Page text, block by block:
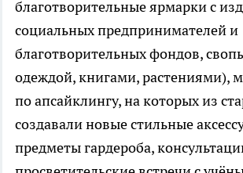
благотворительные ярмарки с
социальных предпринимателей и
благотворительных фондов,
одеждой, книгами, растениями),
по апсайклингу, на которых из
создавали новые стильные
предметы гардероба,